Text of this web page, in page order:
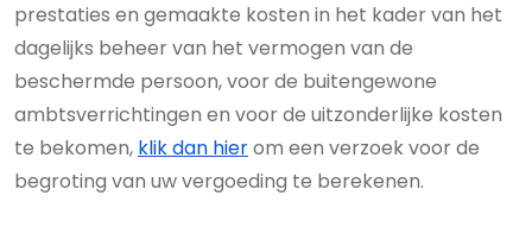
prestaties en gemaakte kosten in het kader van het
dagelijks beheer van het vermogen van de
beschermde persoon, voor de buitengewone
ambtsverrichtingen en voor de uitzonderlijke kosten
te bekomen, klik dan hierom een verzoek voor de
begroting van uw vergoeding te berekenen.